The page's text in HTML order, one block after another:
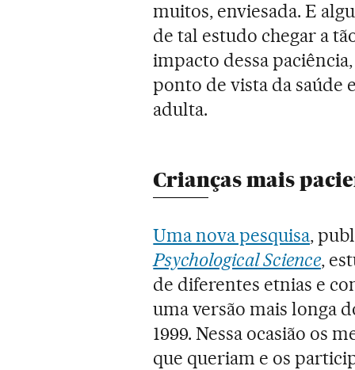
muitos, enviesada. E
de tal estudo chegar a
impacto dessa
ponto de vista da saúde
adulta.
Crianças mais
Uma nova pesquisa,
Psychological Science,
de diferentes etnias e
uma versão mais longa
1999. Nessa ocasião os
que queriam e os